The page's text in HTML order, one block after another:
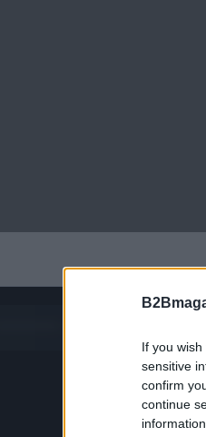
If you
sensitive
confirm
continue